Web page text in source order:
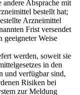
andere Absprache mit
bestellt hat;
Arzneimittel
Frist versendet
geeigneter Weise
werden, soweit sie
in den
und verfügbar sind,
Risiken bei
zur Meldung